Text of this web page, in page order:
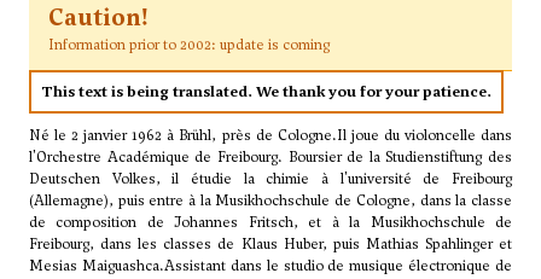
Caution!
Information prior to 2002: update is coming
This text is being translated. We thank you for your patience.
Né le 2 janvier 1962 à Brühl, près de Cologne.Il joue du violoncelle dans
l'Orchestre Académique de Freibourg. Boursier de la Studienstiftung des
Deutschen Volkes, il étudie la chimie à l'université de Freibourg
(Allemagne), puis entre à la Musikhochschule de Cologne, dans la classe
de composition deJohannes Fritsch, et à la Musikhochschule de
Freibourg, dans les classes de Klaus Huber, puis Mathias Spahlingeret
Mesias Maiguashca.Assistant dans le studio de musique électronique de